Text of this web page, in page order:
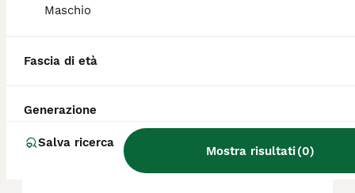
Maschio
Fascia di età
Generazione
Salva ricerca
Mostra risultati(0)
dell'allevatore e la posizione.
Quali sono i difetti del
bulldog francese?